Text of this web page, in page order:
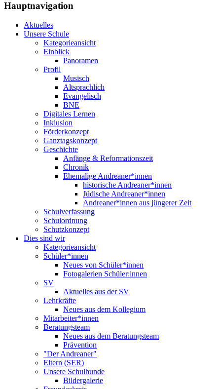
Hauptnavigation
Aktuelles
Unsere Schule
Kategorieansicht
Einblick
Panoramen
Profil
Musisch
Altsprachlich
Evangelisch
BNE
Digitales Lernen
Inklusion
Förderkonzept
Ganztagskonzept
Geschichte
Anfänge & Reformationszeit
Chronik
Ehemalige Andreaner*innen
historische Andreaner*innen
Jüdische Andreaner*innen
Andreaner*innen aus jüngerer Zeit
Schulverfassung
Schulordnung
Schutzkonzept
Dies sind wir
Kategorieansicht
Schüler*innen
Neues von Schüler*innen
Fotogalerien Schüler:innen
SV
Aktuelles aus der SV
Lehrkräfte
Neues aus dem Kollegium
Mitarbeiter*innen
Beratungsteam
Neues aus dem Beratungsteam
Prävention
"Der Andreaner"
Eltern (SER)
Unsere Schulhunde
Bildergalerie